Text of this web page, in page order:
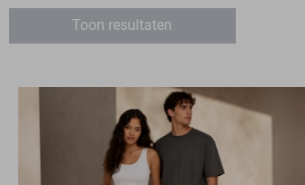
Desoto
Jack & Jones 150
30
Lyle & Scott 3
XXL
Wit
Toon resultaten